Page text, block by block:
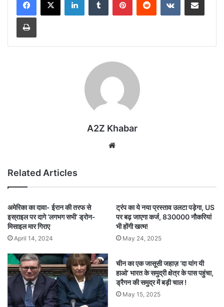
Print
A2Z Khabar
Related Articles
अमेरिका का दावा- ईरान की तरफ से
इस्राइल पर दागे ‘लगभग सभी’ ड्रोन-
मिसाइल मार गिराए
April 14, 2024
ट्रंप का ये नया प्रस्‍ताव उलटा पड़ेगा, US
पर बढ़ जाएगा कर्ज, 830000 नौकरियां
भी होंगी खत्‍म!
May 24, 2025
चीन का एक जासूसी जहाज़ ‘दा यांग यी
हाओ’ भारत के समुद्री क्षेत्र के पास पहुंचा,
ड्रैगन की समुद्र में बड़ी चाल !
May 15, 2025